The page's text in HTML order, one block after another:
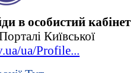
в особистий кабінет
Київської
ua/Profile...